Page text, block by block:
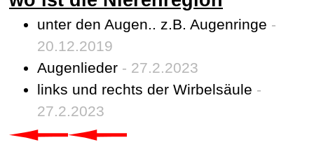
unter den Augen.. z.B. Augenringe -
20.12.2019
Augenlieder - 27.2.2023
links und rechts der Wirbelsäule -
27.2.2023